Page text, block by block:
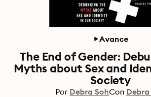
Avance
The End of Gender:
Myths about Sex and
Society
Por Debra SohCon Debra